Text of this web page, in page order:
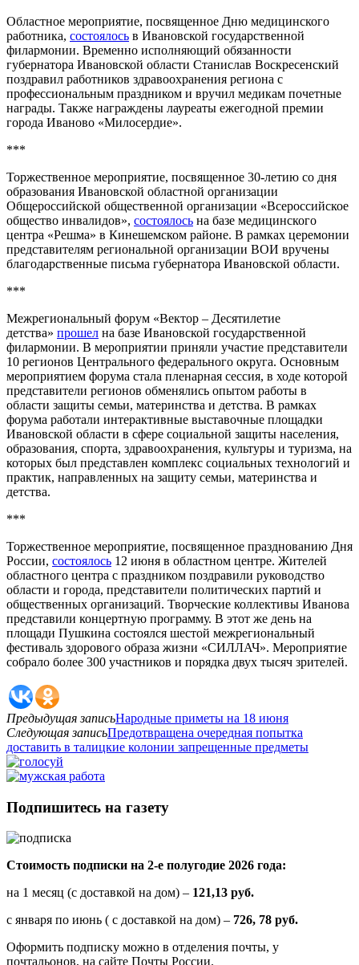
Областное мероприятие, посвященное Дню медицинского
работника, состоялось в Ивановской государственной
филармонии. Временно исполняющий обязанности
губернатора Ивановской области Станислав Воскресенский
поздравил работников здравоохранения региона с
профессиональным праздником и вручил медикам почетные
награды. Также награждены лауреаты ежегодной премии
города Иваново «Милосердие».
***
Торжественное мероприятие, посвященное 30-летию со дня
образования Ивановской областной организации
Общероссийской общественной организации «Всероссийское
общество инвалидов», состоялось на базе медицинского
центра «Решма» в Кинешемском районе. В рамках церемонии
представителям региональной организации ВОИ вручены
благодарственные письма губернатора Ивановской области.
***
Межрегиональный форум «Вектор – Десятилетие
детства» прошел на базе Ивановской государственной
филармонии. В мероприятии приняли участие представители
10 регионов Центрального федерального округа. Основным
мероприятием форума стала пленарная сессия, в ходе которой
представители регионов обменялись опытом работы в
области защиты семьи, материнства и детства. В рамках
форума работали интерактивные выставочные площадки
Ивановской области в сфере социальной защиты населения,
образования, спорта, здравоохранения, культуры и туризма, на
которых был представлен комплекс социальных технологий и
практик, направленных на защиту семьи, материнства и
детства.
***
Торжественное мероприятие, посвященное празднованию Дня
России, состоялось 12 июня в областном центре. Жителей
областного центра с праздником поздравили руководство
области и города, представители политических партий и
общественных организаций. Творческие коллективы Иванова
представили концертную программу. В этот же день на
площади Пушкина состоялся шестой межрегиональный
фестиваль здорового образа жизни «СИЛЛАЧ». Мероприятие
собрало более 300 участников и порядка двух тысяч зрителей.
Предыдущая записьНародные приметы на 18 июня
Следующая записьПредотвращена очередная попытка
доставить в талицкие колонии запрещенные предметы
Подпишитесь на газету
Стоимость подписки на 2-е полугодие 2026 года:
на 1 месяц (с доставкой на дом) – 121,13 руб.
с января по июнь ( с доставкой на дом) – 726, 78 руб.
Оформить подписку можно в отделения почты, у
почтальонов, на сайте Почты России.